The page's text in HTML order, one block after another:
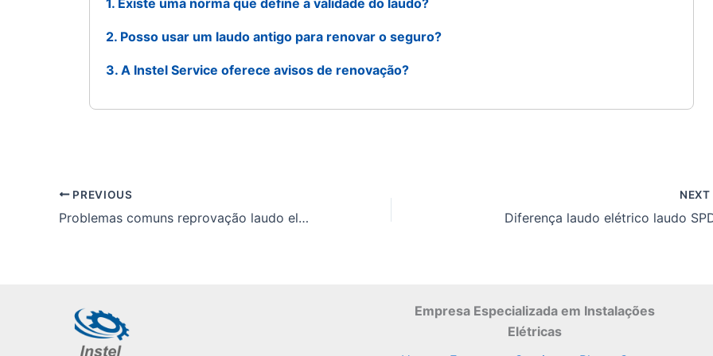
1. Existe uma norma que define a validade do laudo?
2. Posso usar um laudo antigo para renovar o seguro?
3. A Instel Service oferece avisos de renovação?
PREVIOUS
Problemas comuns reprovação laudo elétrico
NEXT
Diferença laudo elétrico laudo
Empresa Especializada em Instalações
Elétricas